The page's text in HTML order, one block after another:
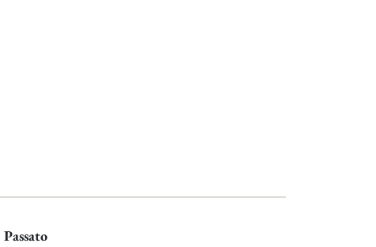
Passato